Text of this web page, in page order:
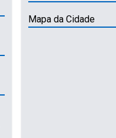
Mapa da Cidade